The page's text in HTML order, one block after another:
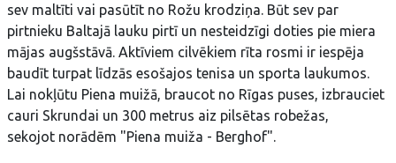
sev maltīti vai pasūtīt no Rožu krodziņa. Būt sev par
pirtnieku Baltajā lauku pirtī un nesteidzīgi doties pie miera
mājas augšstāvā. Aktīviem cilvēkiem rīta rosmi ir iespēja
baudīt turpat līdzās esošajos tenisa un sporta laukumos.
Lai nokļūtu Piena muižā, braucot no Rīgas puses, izbrauciet
cauri Skrundai un 300 metrus aiz pilsētas robežas,
sekojot norādēm "Piena muiža - Berghof".